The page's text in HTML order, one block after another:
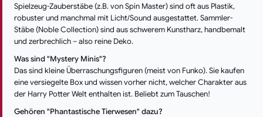
Spielzeug-Zauberstäbe (z.B. von Spin Master) sind oft aus Plastik,
robuster und manchmal mit Licht/Sound ausgestattet. Sammler-
Stäbe (Noble Collection) sind aus schwerem Kunstharz, handbemalt
und zerbrechlich – also reine Deko.
Was sind "Mystery Minis"?
Das sind kleine Überraschungsfiguren (meist von Funko). Sie kaufen
eine versiegelte Box und wissen vorher nicht, welcher Charakter aus
der Harry Potter Welt enthalten ist. Beliebt zum Tauschen!
Gehören "Phantastische Tierwesen" dazu?